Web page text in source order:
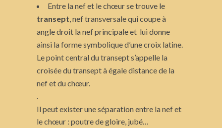
Entre la nef et le chœur se trouve le
transept , nef transversale qui coupe à
angle droit la nef principale et lui donne
ainsi la forme symbolique d’une croix latine.
Le point central du transept s’appelle la
croisée du transept à égale distance de la
nef et du chœur.
Il peut exister une séparation entre la nef et
le chœur : poutre de gloire, jubé…